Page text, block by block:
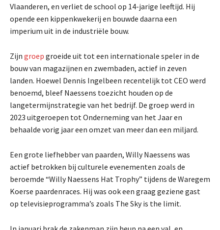
Vlaanderen, en verliet de school op 14-jarige leeftijd. Hij
opende een kippenkwekerij en bouwde daarna een
imperium uit in de industriële bouw.
Zijn groep groeide uit tot een internationale speler in de
bouw van magazijnen en zwembaden, actief in zeven
landen. Hoewel Dennis Ingelbeen recentelijk tot CEO werd
benoemd, bleef Naessens toezicht houden op de
langetermijnstrategie van het bedrijf. De groep werd in
2023 uitgeroepen tot Onderneming van het Jaar en
behaalde vorig jaar een omzet van meer dan een miljard.
Een grote liefhebber van paarden, Willy Naessens was
actief betrokken bij culturele evenementen zoals de
beroemde “Willy Naessens Hat Trophy” tijdens de Waregem
Koerse paardenraces. Hij was ook een graag geziene gast
op televisieprogramma’s zoals The Sky is the limit.